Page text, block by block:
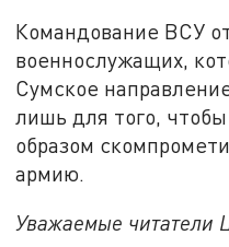
Командование ВСУ
военнослужащих,
Сумское
лишь для того,
образом
армию.
Уважаемые читатели